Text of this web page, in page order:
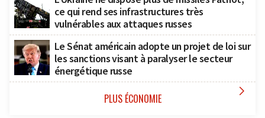
ce qui rend ses infrastructures très
vulnérables aux attaques russes
Le Sénat américain adopte un projet de loi sur
les sanctions visant à paralyser le secteur
énergétique russe
PLUS ÉCONOMIE 